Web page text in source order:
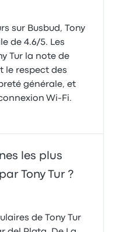
sur Busbud, Tony
de 4.6/5. Les
Tur la note de
le respect des
générale, et
Wi-Fi.
les plus
Tony Tur ?
de Tony Tur